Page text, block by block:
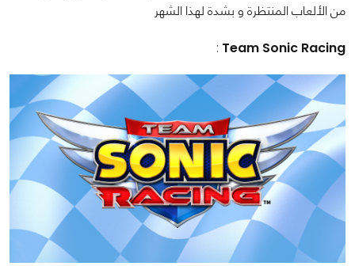
من الألعاب المنتظرة و بشدة لهذا الشهر
Team Sonic Racing
: